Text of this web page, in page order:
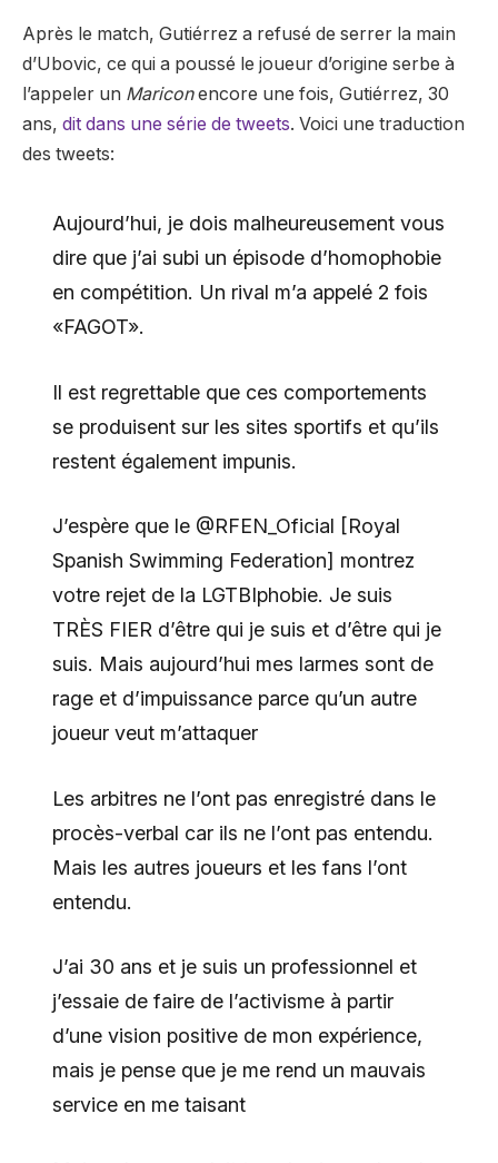
Après le match, Gutiérrez a refusé de serrer la main
d’Ubovic, ce qui a poussé le joueur d’origine serbe à
l’appeler un Mariconencore une fois, Gutiérrez, 30
ans, dit dans une série de tweets. Voici une traduction
des tweets:
Aujourd’hui, je dois malheureusement vous
dire que j’ai subi un épisode d’homophobie
en compétition. Un rival m’a appelé 2 fois
«FAGOT».
Il est regrettable que ces comportements
se produisent sur les sites sportifs et qu’ils
restent également impunis.
J’espère que le @RFEN_Oficial [Royal
Spanish Swimming Federation] montrez
votre rejet de la LGTBIphobie. Je suis
TRÈS FIER d’être qui je suis et d’être qui je
suis. Mais aujourd’hui mes larmes sont de
rage et d’impuissance parce qu’un autre
joueur veut m’attaquer
Les arbitres ne l’ont pas enregistré dans le
procès-verbal car ils ne l’ont pas entendu.
Mais les autres joueurs et les fans l’ont
entendu.
J’ai 30 ans et je suis un professionnel et
j’essaie de faire de l’activisme à partir
d’une vision positive de mon expérience,
mais je pense que je me rend un mauvais
service en me taisant